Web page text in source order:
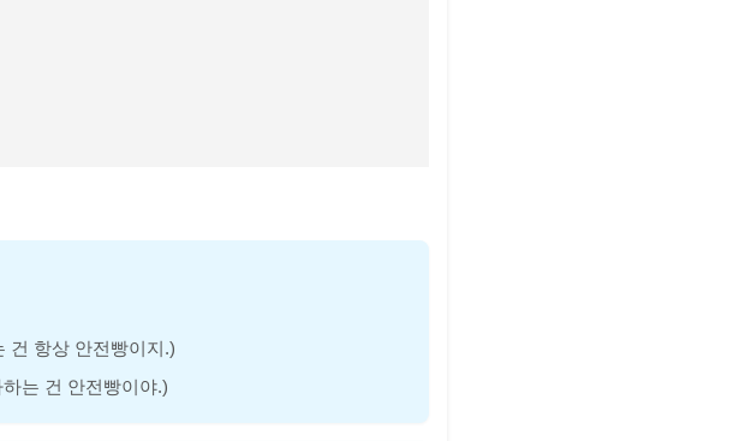
건 항상 안전빵이지.)
는 건 안전빵이야.)